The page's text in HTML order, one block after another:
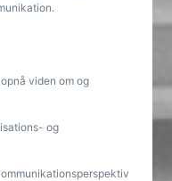
viden om og
og